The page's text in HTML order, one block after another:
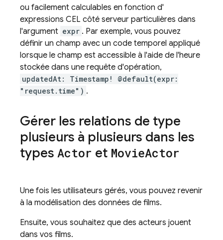
ou facilement calculables en fonction d'
expressions CEL côté serveur particulières dans
l'argument expr . Par exemple, vous pouvez
définir un champ avec un code temporel appliqué
lorsque le champ est accessible à l'aide de l'heure
stockée dans une requête d'opération,
updatedAt: Timestamp! @default(expr:
"request.time") .
Gérer les relations de type
plusieurs à plusieurs dans les
types Actor et MovieActor
Une fois les utilisateurs gérés, vous pouvez revenir
à la modélisation des données de films.
Ensuite, vous souhaitez que des acteurs jouent
dans vos films.